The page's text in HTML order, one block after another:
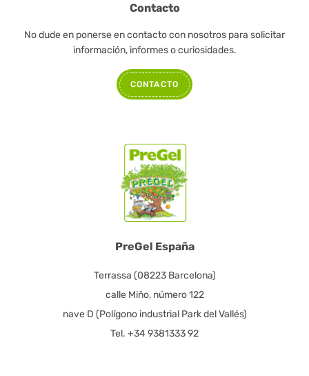
PreGel España
Terrassa (08223 Barcelona)
calle Miño, número 122
nave D (Polígono industrial Park del Vallés)
Tel. +34 9381333 92
Contacto
No dude en ponerse en contacto con nosotros para solicitar
información, informes o curiosidades.
CONTACTO